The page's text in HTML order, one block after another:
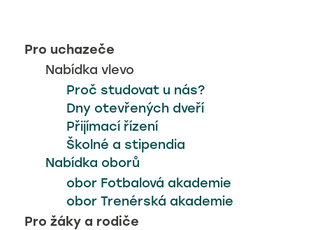
obor Trenérská akademie
Aktuality
Kontakty
vyhledávání
< naše další školy
Pro uchazeče
Nabídka vlevo
Proč studovat u nás?
Dny otevřených dveří
Přijímací řízení
Školné a stipendia
Nabídka oborů
obor Fotbalová akademie
obor Trenérská akademie
Pro žáky a rodiče